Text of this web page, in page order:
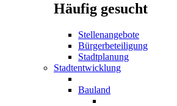
Häufig gesucht
Stellenangebote
Bürgerbeteiligung
Stadtplanung
Stadtentwicklung
Bauland